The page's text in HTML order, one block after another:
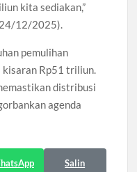
kita sediakan,”
12/2025).
pemulihan
kisaran Rp51 triliun.
distribusi
agenda
Salin